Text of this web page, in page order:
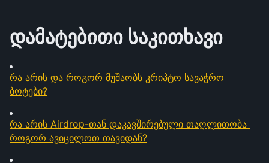
დამატებითი საკითხავი
რა არის და როგორ მუშაობს კრიპტო სავაჭრო
ბოტები?
რა არის Airdrop-თან დაკავშირებული თაღლითობა
როგორ ავიცილოთ თავიდან?